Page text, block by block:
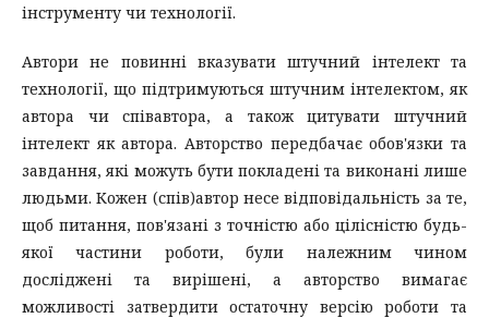
інструменту чи технології.
Автори не повинні вказувати штучний інтелект та
технології, що підтримуються штучним інтелектом, як
автора чи співавтора, а також цитувати штучний
інтелект як автора. Авторство передбачає обов'язки та
завдання, які можуть бути покладені та виконані лише
людьми. Кожен (спів)автор несе відповідальність за те,
щоб питання, пов'язані з точністю або цілісністю будь-
якої частини роботи, були належним чином
досліджені та вирішені, а авторство вимагає
можливості затвердити остаточну версію роботи та